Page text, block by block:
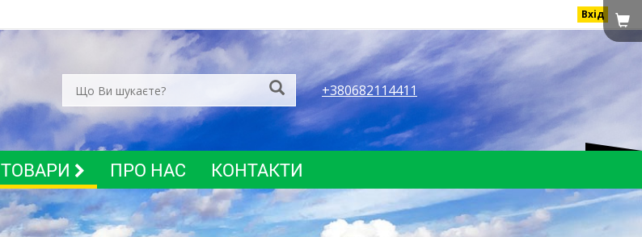
Вхід
+380682114411
ТОВАРИ ПРО НАС КОНТАКТИ